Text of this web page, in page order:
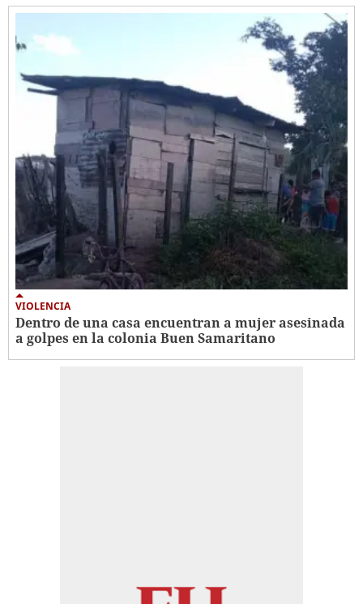
VIOLENCIA
Dentro de una casa encuentran a mujer asesinada
a golpes en la colonia Buen Samaritano